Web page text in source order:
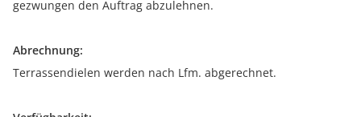
gezwungen den Auftrag abzulehnen.
Abrechnung:
Terrassendielen werden nach Lfm. abgerechnet.